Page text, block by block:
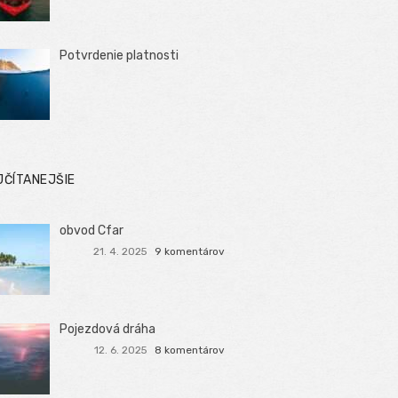
Potvrdenie platnosti
obvod Cfar
21. 4. 2025 9 komentárov
Pojezdová dráha
12. 6. 2025 8 komentárov